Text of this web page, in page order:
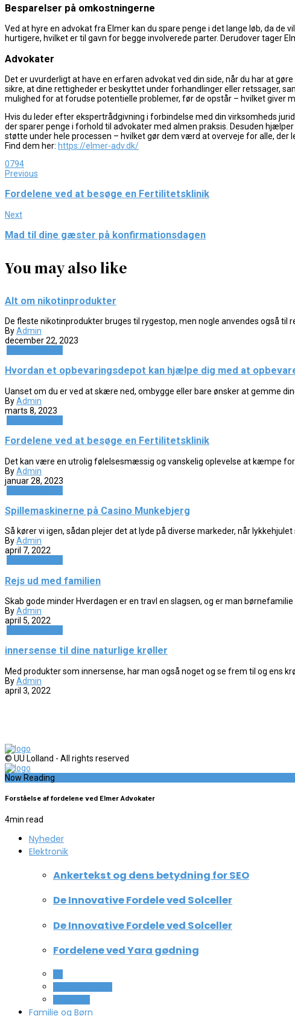
Besparelser på omkostningerne
Ved at hyre en advokat fra Elmer kan du spare penge i det lange løb, da
hurtigere, hvilket er til gavn for begge involverede parter. Derudover tager
Advokater
Det er uvurderligt at have en erfaren advokat ved din side, når du har at
sikre, at dine rettigheder er beskyttet under forhandlinger eller retssager,
mulighed for at forudse potentielle problemer, før de opstår – hvilket giver
Hvis du leder efter ekspertrådgivning i forbindelse med din virksomheds
der sparer penge i forhold til advokater med almen praksis. Desuden
støtte under hele processen – hvilket gør dem værd at overveje for alle, der
Find dem her: https://elmer-adv.dk/
0794
Previous
Fordelene ved at besøge en Fertilitetsklinik
Next
Mad til dine gæster på konfirmationsdagen
You may also like
Alt om nikotinprodukter
De fleste nikotinprodukter bruges til rygestop, men nogle anvendes også til
ByAdmin
december 22, 2023
Hvordan et opbevaringsdepot kan hjælpe dig med at
Uanset om du er ved at skære ned, ombygge eller bare ønsker at gemme dine
ByAdmin
marts 8, 2023
Fordelene ved at besøge en Fertilitetsklinik
Det kan være en utrolig følelsesmæssig og vanskelig oplevelse at kæmpe for
ByAdmin
januar 28, 2023
Spillemaskinerne på Casino Munkebjerg
Så kører vi igen, sådan plejer det at lyde på diverse markeder, når lykkehjulet
ByAdmin
april 7, 2022
Rejs ud med familien
Skab gode minder Hverdagen er en travl en slagsen, og er man børnefamilie
ByAdmin
april 5, 2022
innersense til dine naturlige krøller
Med produkter som innersense, har man også noget og se frem til og ens
ByAdmin
april 3, 2022
© UU Lolland - All rights reserved
Now Reading
Forståelse af fordelene ved Elmer Advokater
4min read
Nyheder
Elektronik
Ankertekst og dens betydning for SEO
De Innovative Fordele ved Solceller
De Innovative Fordele ved Solceller
Fordelene ved Yara gødning
Familie og Børn